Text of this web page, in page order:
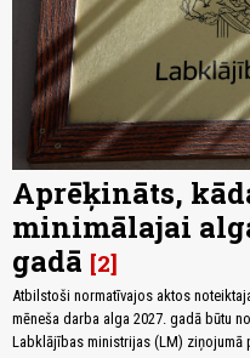
Aprēķināts,
minimālajai
gadā 2
Atbilstoši normatīvajos aktos
mēneša darba alga 2027. gadā būtu
Labklājības ministrijas (LM) ziņojumā